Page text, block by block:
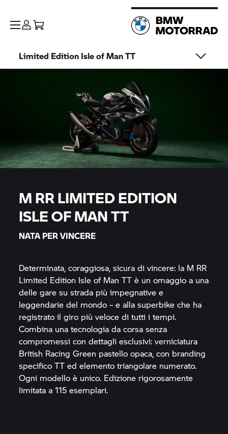
Limited Edition Isle of Man TT
M RRLIMITED EDITION
ISLE OF MAN TT
NATA PER VINCERE
Determinata, coraggiosa, sicura di vincere: la M RR
Limited Edition Isle of Man TT è un omaggio a una
delle gare su strada più impegnative e
leggendarie del mondo – e alla superbike che ha
registrato il giro più veloce di tutti i tempi.
Combina una tecnologia da corsa senza
compromessi con dettagli esclusivi: verniciatura
British Racing Green pastello opaca, con branding
specifico TT ed elemento triangolare numerato.
Ogni modello è unico. Edizione rigorosamente
limitata a 115 esemplari.